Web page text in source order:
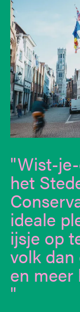
Wist-
het
ideale
ijsje op
volk
en meer